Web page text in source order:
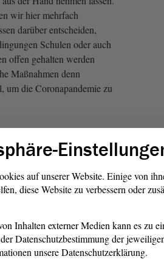
wir hier mehrfach
darüber entscheiden,
Schulen oder auch
offen gehalten werden
Maßnahmen denn
um die Coronapandemie zu
Doch entscheidend
wir sind genervt oder wir
auf das alles, dann
Sinne des Wortes auf
müssen, erhalten wir
unsere Diäten. Wenn wir
auf unserer Website. Einige von
diese Website zu verbessern oder
Inhalten externer Medien kann es zu
Datenschutzbestimmung der
unsere Datenschutzerklärung.